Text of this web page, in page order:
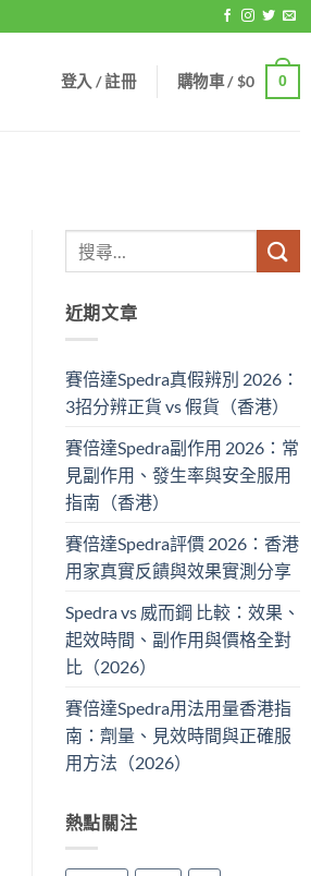
登入 / 註冊 購物車 /$0 0
近期文章
賽倍達Spedra真假辨別 2026：
3招分辨正貨 vs 假貨（香港）
賽倍達Spedra副作用 2026：常
見副作用、發生率與安全服用
指南（香港）
賽倍達Spedra評價 2026：香港
用家真實反饋與效果實測分享
Spedra vs 威而鋼 比較：效果、
起效時間、副作用與價格全對
比（2026）
賽倍達Spedra用法用量香港指
南：劑量、見效時間與正確服
用方法（2026）
熱點關注